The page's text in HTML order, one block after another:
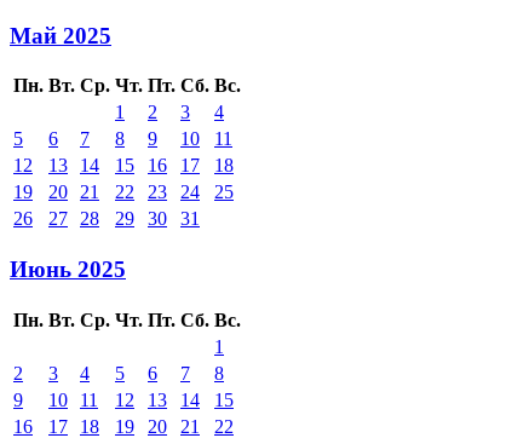
Май 2025
Пн. Вт. Ср. Чт. Пт. Сб. Вс.
1
2 3
4
5
6 7 8 9 10
11
12
13 14 15 16 17
18
19
20 21 22 23 24
25
26
27 28 29 30 31
Июнь 2025
Пн. Вт. Ср. Чт. Пт. Сб. Вс.
1
2
3 4 5 6 7
8
9
10 11 12 13 14
15
16
17 18 19 20 21
22